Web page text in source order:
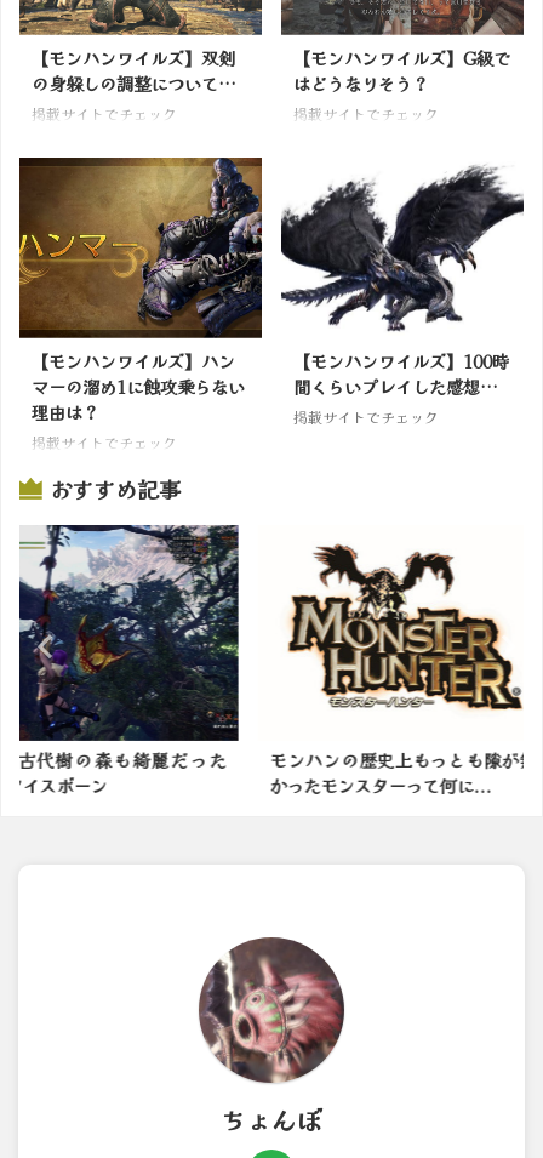
【モンハンワイルズ】双剣
の身躱しの調整について…
掲載サイトでチェック
【モンハンワイルズ】G級で
はどうなりそう？
掲載サイトでチェック
【モンハンワイルズ】ハン
マーの溜め1に蝕攻乗らない
理由は？
掲載サイトでチェック
【モンハンワイルズ】100時
間くらいプレイした感想…
掲載サイトでチェック
おすすめ記事
麗だった
モンハンの歴史上もっとも隙が無
かったモンスターって何に...
モンハン
で役立つ情
ちょんぼ